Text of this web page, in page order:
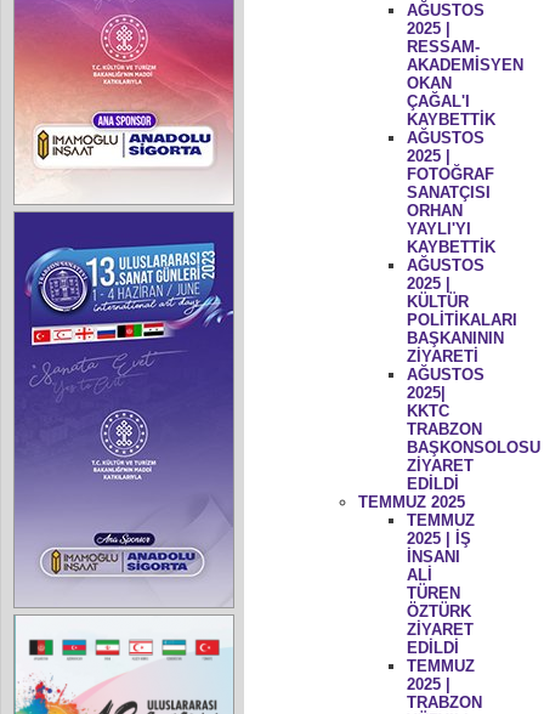
AĞUSTOS
2025 |
RESSAM-
AKADEMİSYEN
OKAN
ÇAĞAL'I
KAYBETTİK
AĞUSTOS
2025 |
FOTOĞRAF
SANATÇISI
ORHAN
YAYLI'YI
KAYBETTİK
AĞUSTOS
2025 |
KÜLTÜR
POLİTİKALARI
BAŞKANININ
ZİYARETİ
AĞUSTOS
2025|
KKTC
TRABZON
BAŞKONSOLOSU
ZİYARET
EDİLDİ
TEMMUZ 2025
TEMMUZ
2025 | İŞ
İNSANI
ALİ
TÜREN
ÖZTÜRK
ZİYARET
EDİLDİ
TEMMUZ
2025 |
TRABZON